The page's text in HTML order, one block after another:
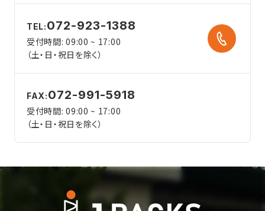
TEL:072-923-1388
受付時間: 09:00 ~ 17:00
（土・日・祝日を除く）
FAX:072-991-5918
受付時間: 09:00 ~ 17:00
（土・日・祝日を除く）